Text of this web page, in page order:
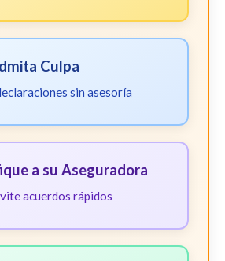
Culpa
sin asesoría
a su Aseguradora
acuerdos rápidos